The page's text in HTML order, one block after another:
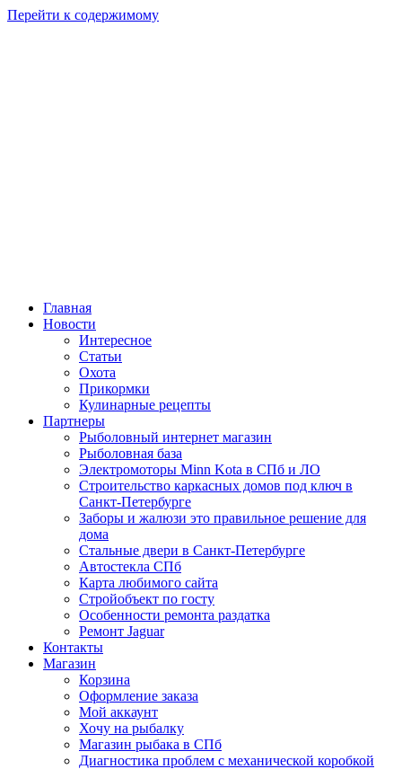
Перейти к содержимому
Главная
Новости
Интересное
Статьи
Охота
Прикормки
Кулинарные рецепты
Партнеры
Рыболовный интернет магазин
Рыболовная база
Электромоторы Minn Kota в СПб и ЛО
Строительство каркасных домов под ключ в
Санкт-Петербурге
Заборы и жалюзи это правильное решение для
дома
Стальные двери в Санкт-Петербурге
Автостекла СПб
Карта любимого сайта
Стройобъект по госту
Особенности ремонта раздатка
Ремонт Jaguar
Контакты
Магазин
Корзина
Оформление заказа
Мой аккаунт
Хочу на рыбалку
Магазин рыбака в СПб
Диагностика проблем с механической коробкой